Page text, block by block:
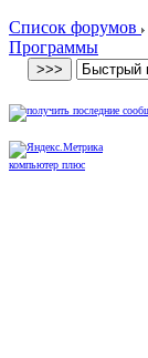
Список форумов
Программы
компьютер плюс